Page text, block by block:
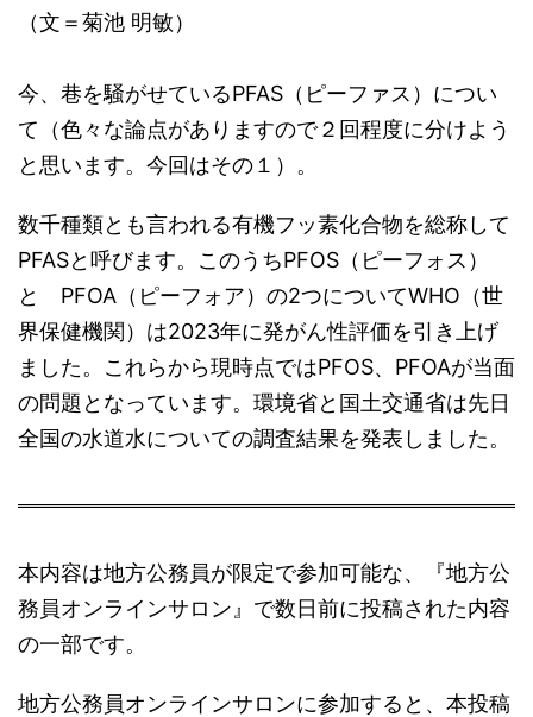
（文＝菊池 明敏）
今、巷を騒がせているPFAS（ピーファス）につい
て（色々な論点がありますので２回程度に分けよう
と思います。今回はその１）。
数千種類とも言われる有機フッ素化合物を総称して
PFASと呼びます。このうちPFOS（ピーフォス）
と PFOA（ピーフォア）の2つについてWHO（世
界保健機関）は2023年に発がん性評価を引き上げ
ました。これらから現時点ではPFOS、PFOAが当面
の問題となっています。環境省と国土交通省は先日
全国の水道水についての調査結果を発表しました。
本内容は地方公務員が限定で参加可能な、『地方公
務員オンラインサロン』で数日前に投稿された内容
の一部です。
地方公務員オンラインサロンに参加すると、本投稿